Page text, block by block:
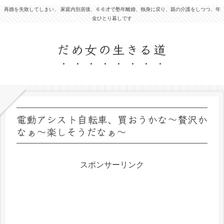
再婚を失敗してしまい、 家庭内別居後、６６才で塾年離婚、独身に戻り、親の介護をしつつ、年
金ひとり暮しです
だめ女の生きる道
電動アシスト自転車、買おうかな～贅沢か
なぁ～楽しそうだなぁ～
スポンサーリンク